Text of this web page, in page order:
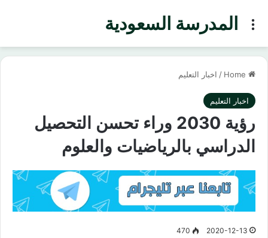
المدرسة السعوديةMenu
/ اخبار التعليم
اخبار التعليم
رؤية 2030 وراء تحسن التحصيل
الدراسي بالرياضيات والعلوم
2020-12-13
470